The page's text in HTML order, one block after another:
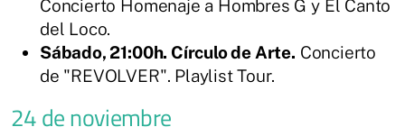
Concierto Homenaje a Hombres G y El Canto
del Loco.
Sábado, 21:00h. Círculo de Arte. Concierto
de "REVOLVER". Playlist Tour.
24 de noviembre